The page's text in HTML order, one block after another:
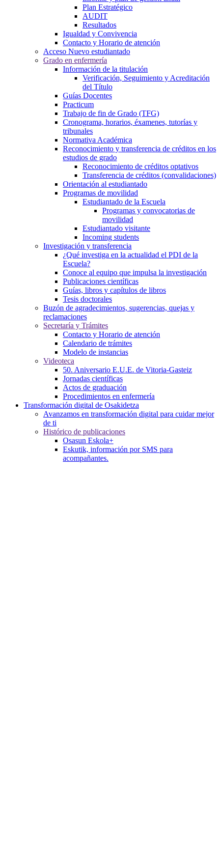
Plan Estratégico
AUDIT
Resultados
Igualdad y Convivencia
Contacto y Horario de atención
Acceso Nuevo estudiantado
Grado en enfermería
Información de la titulación
Verificación, Seguimiento y Acreditación
del Título
Guías Docentes
Practicum
Trabajo de fin de Grado (TFG)
Cronograma, horarios, éxamenes, tutorías y
tribunales
Normativa Académica
Reconocimiento y transferencia de créditos en los
estudios de grado
Reconocimiento de créditos optativos
Transferencia de créditos (convalidaciones)
Orientación al estudiantado
Programas de movilidad
Estudiantado de la Escuela
Programas y convocatorias de
movilidad
Estudiantado visitante
Incoming students
Investigación y transferencia
¿Qué investiga en la actualidad el PDI de la
Escuela?
Conoce al equipo que impulsa la investigación
Publicaciones científicas
Guías, libros y capítulos de libros
Tesis doctorales
Buzón de agradecimientos, sugerencias, quejas y
reclamaciones
Secretaría y Trámites
Contacto y Horario de atención
Calendario de trámites
Modelo de instancias
Videoteca
50. Aniversario E.U.E. de Vitoria-Gasteiz
Jornadas científicas
Actos de graduación
Procedimientos en enfermería
Transformación digital de Osakidetza
Avanzamos en transformación digital para cuidar mejor
de ti
Histórico de publicaciones
Osasun Eskola+
Eskutik, información por SMS para
acompañantes.